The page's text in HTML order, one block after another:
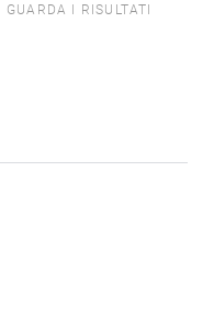
GUARDA I RISULTATI